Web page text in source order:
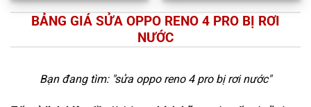
BẢNG GIÁ SỬA OPPO RENO 4 PRO BỊ RƠI
NƯỚC
Bạn đang tìm: "sửa oppo reno 4 pro bị rơi nước"